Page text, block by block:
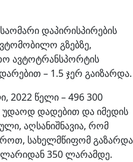
დაპირისპირების
გზებზე,
ავტოტრანსპორტის
– 1.5 ჯერ გაიზარდა.
2022 წელი – 496 300
დადებით და იმედის
აღსანიშნავია, რომ
სახელმწიფომ გაზარდა
ლარიდან 350 ლარამდე.